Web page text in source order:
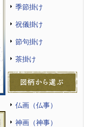
季節掛け
祝儀掛け
節句掛け
茶掛け
仏画（仏事）
神画（神事）